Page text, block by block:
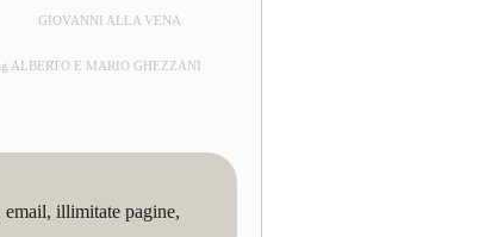
GIOVANNI ALLA VENA
ALBERTO E MARIO GHEZZANI
illimitate pagine,